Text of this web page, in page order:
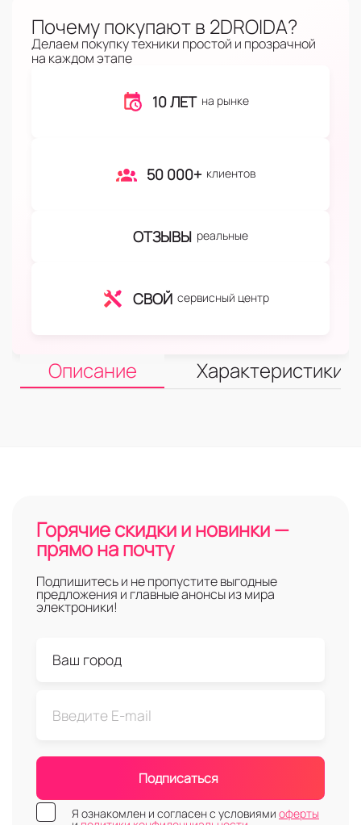
Почему покупают в 2DROIDA?
Делаем покупку техники простой и прозрачной
на каждом этапе
10 ЛЕТ на рынке
50 000+ клиентов
ОТЗЫВЫ реальные
СВОЙ сервисный центр
Описание Характеристики
Горячие скидки и новинки —
прямо на почту
Подпишитесь и не пропустите выгодные
предложения и главные анонсы из мира
электроники!
Подписаться
Я ознакомлен и согласен с условиями оферты